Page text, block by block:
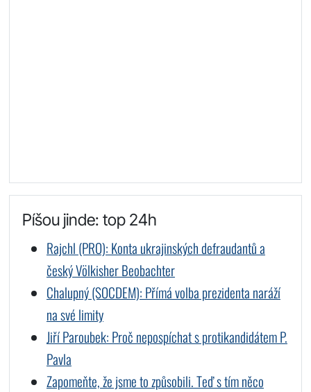
Píšou jinde: top 24h
Rajchl (PRO): Konta ukrajinských defraudantů a
český Völkisher Beobachter
Chalupný (SOCDEM): Přímá volba prezidenta naráží
na své limity
Jiří Paroubek: Proč nepospíchat s protikandidátem P.
Pavla
Zapomeňte, že jsme to způsobili. Teď s tím něco